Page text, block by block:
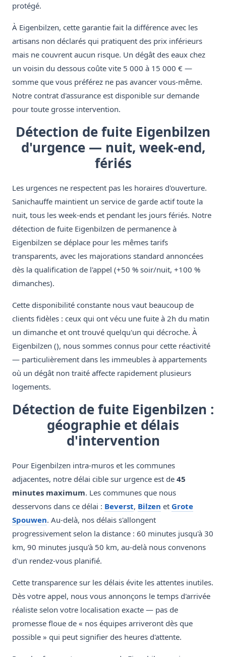
protégé.
À Eigenbilzen, cette garantie fait la différence avec les
artisans non déclarés qui pratiquent des prix inférieurs
mais ne couvrent aucun risque. Un dégât des eaux chez
un voisin du dessous coûte vite 5 000 à 15 000 € —
somme que vous préférez ne pas avancer vous-même.
Notre contrat d'assurance est disponible sur demande
pour toute grosse intervention.
Détection de fuite Eigenbilzen
d'urgence — nuit, week-end,
fériés
Les urgences ne respectent pas les horaires d'ouverture.
Sanichauffe maintient un service de garde actif toute la
nuit, tous les week-ends et pendant les jours fériés. Notre
détection de fuite Eigenbilzen de permanence à
Eigenbilzen se déplace pour les mêmes tarifs
transparents, avec les majorations standard annoncées
dès la qualification de l'appel (+50 % soir/nuit, +100 %
dimanches).
Cette disponibilité constante nous vaut beaucoup de
clients fidèles : ceux qui ont vécu une fuite à 2h du matin
un dimanche et ont trouvé quelqu'un qui décroche. À
Eigenbilzen (), nous sommes connus pour cette réactivité
— particulièrement dans les immeubles à appartements
où un dégât non traité affecte rapidement plusieurs
logements.
Détection de fuite Eigenbilzen :
géographie et délais
d'intervention
Pour Eigenbilzen intra-muros et les communes
adjacentes, notre délai cible sur urgence est de 45
minutes maximum. Les communes que nous
desservons dans ce délai : Beverst, Bilzen et Grote
Spouwen. Au-delà, nos délais s'allongent
progressivement selon la distance : 60 minutes jusqu'à 30
km, 90 minutes jusqu'à 50 km, au-delà nous convenons
d'un rendez-vous planifié.
Cette transparence sur les délais évite les attentes inutiles.
Dès votre appel, nous vous annonçons le temps d'arrivée
réaliste selon votre localisation exacte — pas de
promesse floue de « nos équipes arriveront dès que
possible » qui peut signifier des heures d'attente.